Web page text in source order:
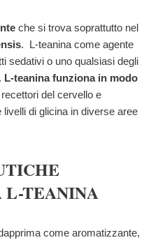
che si trova soprattutto nel
. L-teanina come agente
sedativi o uno qualsiasi degli
L-teanina funziona in modo
del cervello e
di glicina in diverse aree
TEANINA
come aromatizzante,